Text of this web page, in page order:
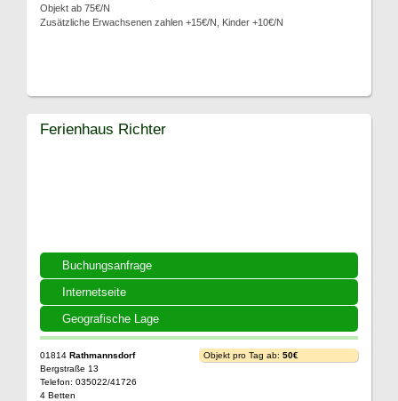
Objekt ab 75€/N
Zusätzliche Erwachsenen zahlen +15€/N, Kinder +10€/N
Buchungsanfrage
Internetseite
Geografische Lage
Ferienhaus Richter
01814 Rathmannsdorf
Bergstraße 13
Telefon: 035022/41726
4 Betten
Objekt pro Tag ab: 50€